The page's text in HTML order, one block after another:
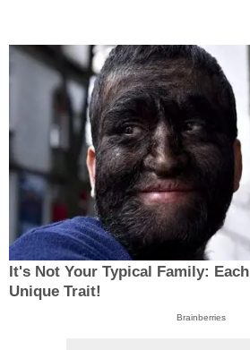
It's Not Your Typical Family:
Unique Trait!
Brainberries